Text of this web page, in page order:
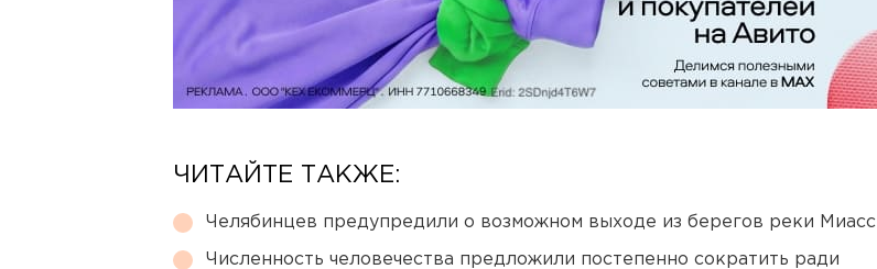
ЧИТАЙТЕ ТАКЖЕ:
Челябинцев предупредили о возможном выходе из берегов реки Миасс
Численность человечества предложили постепенно сократить ради